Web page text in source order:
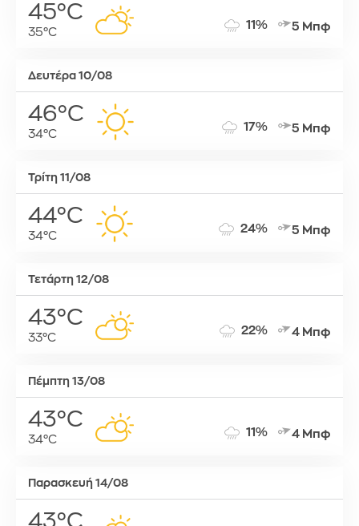
45°C
35°C
11% 5 Μπφ
Δευτέρα 10/08
46°C
34°C
17% 5 Μπφ
Τρίτη 11/08
44°C
34°C
24% 5 Μπφ
Τετάρτη 12/08
43°C
33°C
22% 4 Μπφ
Πέμπτη 13/08
43°C
34°C
11% 4 Μπφ
Παρασκευή 14/08
43°C